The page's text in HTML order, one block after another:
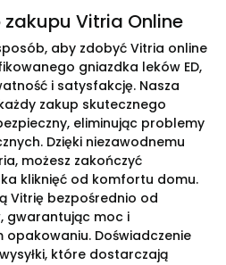
Vitria Online
aby zdobyć Vitria online
gniazdka leków ED,
i satysfakcję. Nasza
zakup skutecznego
eliminując problemy
Dzięki niezawodnemu
możesz zakończyć
kliknięć od komfortu domu.
Vitrię bezpośrednio od
gwarantując moc i
Doświadczenie
które dostarczają